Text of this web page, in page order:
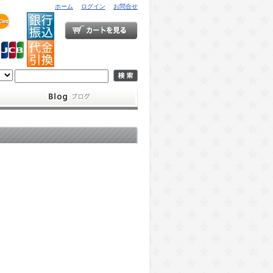
ホーム ログイン お問合せ